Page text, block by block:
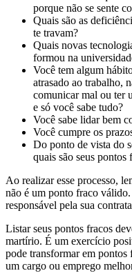
porque não se sente
Quais são as
te travam?
Quais novas
formou na
Você tem algum
atrasado ao trabalho,
comunicar mal ou ter
e só você sabe tudo?
Você sabe lidar bem
Você cumpre os
Do ponto de vista do
quais são seus pontos
Ao realizar esse processo,
não é um ponto fraco
responsável pela sua
Listar seus pontos fracos
martírio. É um exercício
pode transformar em pontos
um cargo ou emprego